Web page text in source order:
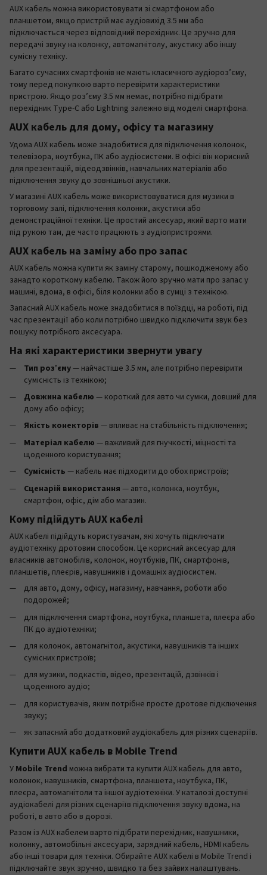
AUX кабель можна використовувати зі смартфоном або
планшетом, якщо пристрій має аудіовихід 3.5 мм або
підключається через відповідний перехідник. Це зручно для
передачі звуку на колонку, автомагнітолу, акустику або іншу
сумісну техніку.
Багато сучасних смартфонів не мають класичного аудіороз’єму,
тому перед покупкою варто перевірити характеристики
пристрою. Якщо роз’єму 3.5 мм немає, потрібно підібрати
перехідник Type-C або Lightning залежно від моделі смартфона.
AUX кабель для дому, офісу та магазину
Удома AUX кабель може знадобитися для підключення колонок,
телевізора, ноутбука, ПК або аудіосистеми. В офісі він корисний
для презентацій, відеодзвінків, навчальних матеріалів або
підключення звуку до зовнішньої акустики.
У магазині AUX кабель може використовуватися для музики в
торговому залі, підключення колонки, акустики або
демонстраційної техніки. Це простий аксесуар, який варто мати
під рукою там, де часто працюють з аудіопристроями.
AUX кабель на заміну або про запас
AUX кабель можна купити як заміну старому, пошкодженому або
занадто короткому кабелю. Також його зручно мати про запас у
машині, вдома, в офісі, біля колонки або в сумці з технікою.
Запасний AUX кабель може знадобитися в поїздці, на роботі, під
час презентації або коли потрібно швидко підключити звук без
пошуку потрібного аксесуара.
На які характеристики звернути увагу
Тип роз’єму— найчастіше 3.5 мм, але потрібно перевірити
сумісність із технікою;
Довжина кабелю — короткий для авто чи сумки, довший для
дому або офісу;
Якість конекторів — впливає на стабільність підключення;
Матеріал кабелю — важливий для гнучкості, міцності та
щоденного користування;
Сумісність — кабель має підходити до обох пристроїв;
Сценарій використання — авто, колонка, ноутбук,
смартфон, офіс, дім або магазин.
Кому підійдуть AUX кабелі
AUX кабелі підійдуть користувачам, які хочуть підключати
аудіотехніку дротовим способом. Це корисний аксесуар для
власників автомобілів, колонок, ноутбуків, ПК, смартфонів,
планшетів, плеєрів, навушників і домашніх аудіосистем.
для авто, дому, офісу, магазину, навчання, роботи або
подорожей;
для підключення смартфона, ноутбука, планшета, плеєра або
ПК до аудіотехніки;
для колонок, автомагнітол, акустики, навушників та інших
сумісних пристроїв;
для музики, подкастів, відео, презентацій, дзвінків і
щоденного аудіо;
для користувачів, яким потрібне просте дротове підключення
звуку;
як запасний або додатковий аудіокабель для різних сценаріїв.
Купити AUX кабель в Mobile Trend
У Mobile Trend можна вибрати та купити AUX кабель для авто,
колонок, навушників, смартфона, планшета, ноутбука, ПК,
плеєра, автомагнітоли та іншої аудіотехніки. У каталозі доступні
аудіокабелі для різних сценаріїв підключення звуку вдома, на
роботі, в авто або в дорозі.
Разом із AUX кабелем варто підібрати перехідник, навушники,
колонку, автомобільні аксесуари, зарядний кабель, HDMI кабель
або інші товари для техніки. Обирайте AUX кабелі в Mobile Trend і
підключайте звук зручно, швидко та без зайвих налаштувань.